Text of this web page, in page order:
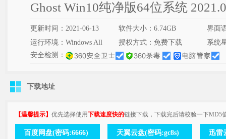
Ghost Win10纯净版64位系统
更新时间：2021-06-13 软件大小：6.74GB
界面
运行环境：Windows All
授权方式：免费下载
系统
安全检测：
下载地址
【温馨提示】 优先选择使用下载速度快的链接下载，下载完后请校验一下MD5
百度网盘(密码:6666) 天翼云盘(密码:gc8s) 迅雷